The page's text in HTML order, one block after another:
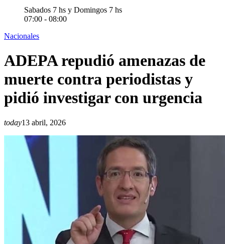
Sabados 7 hs y Domingos 7 hs
07:00 - 08:00
Nacionales
ADEPA repudió amenazas de
muerte contra periodistas y
pidió investigar con urgencia
today13 abril, 2026